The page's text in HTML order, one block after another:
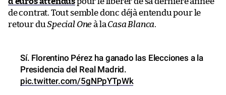
de contrat. Tout semble donc déjà entendu pour le
retour duSpecial Oneà la Casa Blanca.
Sí. Florentino Pérez ha ganado las Elecciones a la
Presidencia del Real Madrid.
pic.twitter.com/5gNPpYTpWk